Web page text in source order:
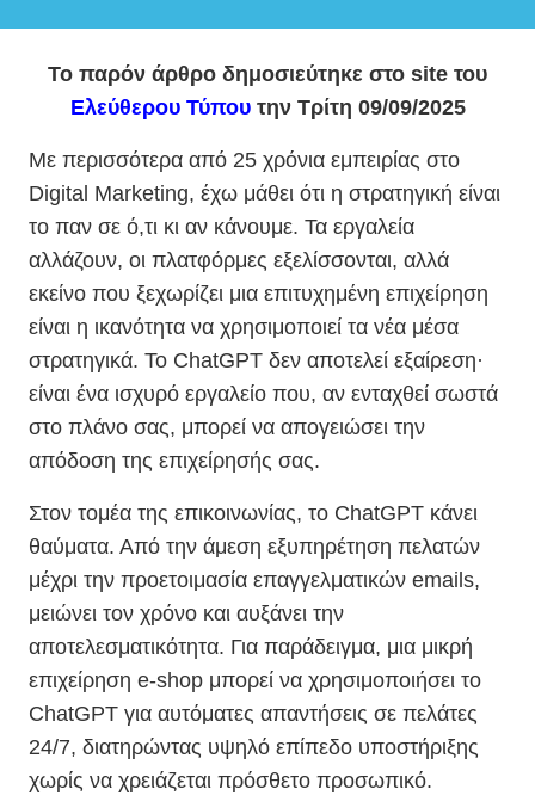
Το παρόν άρθρο δημοσιεύτηκε στο site του
Ελεύθερου Τύπουτην Τρίτη 09/09/2025
Με περισσότερα από 25 χρόνια εμπειρίας στο
Digital Marketing, έχω μάθει ότι η στρατηγική είναι
το παν σε ό,τι κι αν κάνουμε. Τα εργαλεία
αλλάζουν, οι πλατφόρμες εξελίσσονται, αλλά
εκείνο που ξεχωρίζει μια επιτυχημένη επιχείρηση
είναι η ικανότητα να χρησιμοποιεί τα νέα μέσα
στρατηγικά. Το ChatGPT δεν αποτελεί εξαίρεση·
είναι ένα ισχυρό εργαλείο που, αν ενταχθεί σωστά
στο πλάνο σας, μπορεί να απογειώσει την
απόδοση της επιχείρησής σας.
Στον τομέα της επικοινωνίας, το ChatGPT κάνει
θαύματα. Από την άμεση εξυπηρέτηση πελατών
μέχρι την προετοιμασία επαγγελματικών emails,
μειώνει τον χρόνο και αυξάνει την
αποτελεσματικότητα. Για παράδειγμα, μια μικρή
επιχείρηση e-shop μπορεί να χρησιμοποιήσει το
ChatGPT για αυτόματες απαντήσεις σε πελάτες
24/7, διατηρώντας υψηλό επίπεδο υποστήριξης
χωρίς να χρειάζεται πρόσθετο προσωπικό.